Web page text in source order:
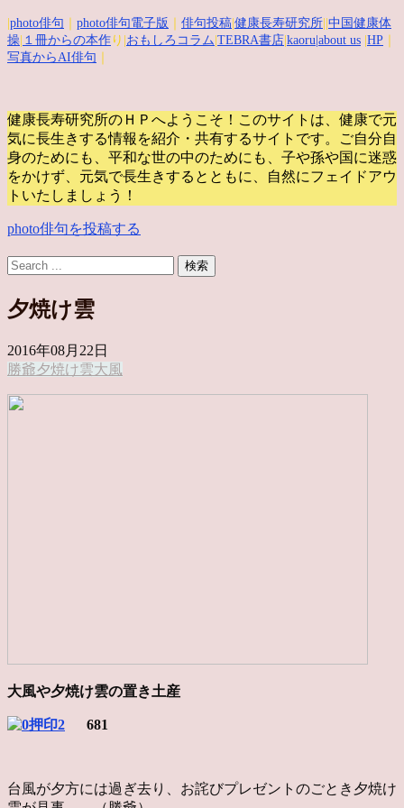
photo俳句 photo俳句電子版 俳句投稿 健康長寿研究所 中国健康体
操 １冊からの本作 り| おもしろコラム TEBRA書店 kaoru |about us HP
写真からAI俳句
健康長寿研究所のＨＰへようこそ！このサイトは、健康で元
気に長生きする情報を紹介・共有するサイトです。
ご自分自
身のためにも、平和な世の中のためにも、子や孫や国に迷惑
をかけず、元気で長生きするとともに、自然にフェイドアウ
トいたしましょう！
photo俳句を投稿する
夕焼け雲
2016年08月22日
勝爺夕焼け雲大風
大風や夕焼け雲の置き土産
681
台風が夕方には過ぎ去り、お詫びプレゼントのごとき夕焼け